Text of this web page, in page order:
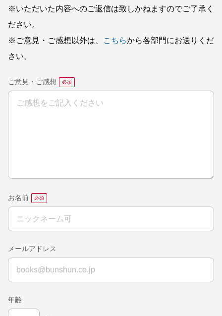
※いただいた内容へのご返信は致しかねますのでご了承く
ださい。
※ご意見・ご感想以外は、
こちらから各部門にお送りくだ
さい。
ご意見・ご感想
お名前
メールアドレス
年齢